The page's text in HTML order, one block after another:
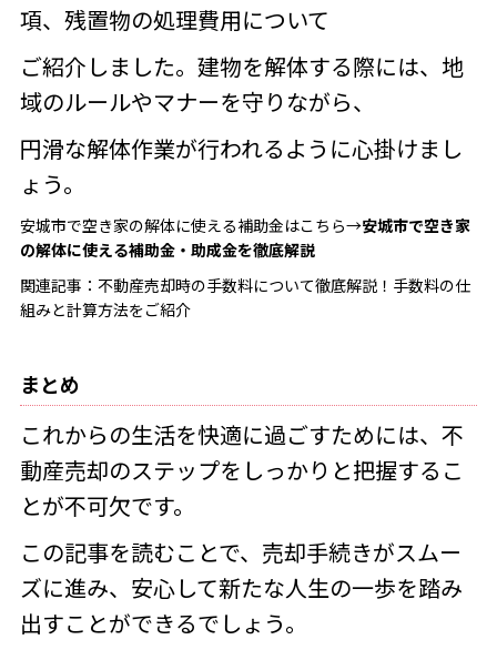
項、残置物の処理費用について
ご紹介しました。建物を解体する際には、地
域のルールやマナーを守りながら、
円滑な解体作業が行われるように心掛けまし
ょう。
安城市で空き家の解体に使える補助金はこちら→安城市で空き家
の解体に使える補助金・助成金を徹底解説
関連記事： 不動産売却時の手数料について徹底解説！手数料の仕
組みと計算方法をご紹介
まとめ
これからの生活を快適に過ごすためには、不
動産売却のステップをしっかりと把握するこ
とが不可欠です。
この記事を読むことで、売却手続きがスムー
ズに進み、安心して新たな人生の一歩を踏み
出すことができるでしょう。